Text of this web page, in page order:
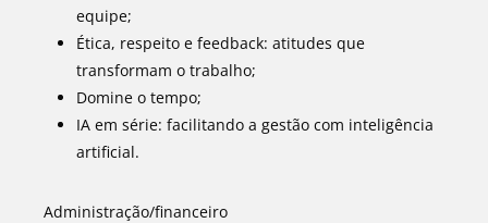
equipe;
Ética, respeito e feedback: atitudes que
transformam o trabalho;
Domine o tempo;
IA em série: facilitando a gestão com inteligência
artificial.
Administração/financeiro